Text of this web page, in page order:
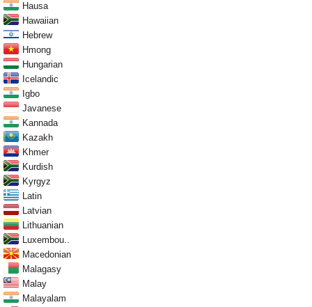
Hausa
Hawaiian
Hebrew
Hmong
Hungarian
Icelandic
Igbo
Javanese
Kannada
Kazakh
Khmer
Kurdish
Kyrgyz
Latin
Latvian
Lithuanian
Luxembou..
Macedonian
Malagasy
Malay
Malayalam